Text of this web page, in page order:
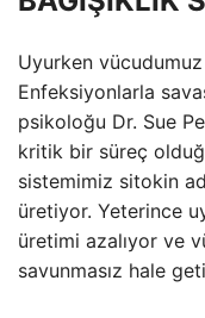
Uyurken
Enfeksiyonlarla
psikoloğu Dr. Sue
kritik bir süreç
sistemimiz sitokin
üretiyor. Yeterince
üretimi azalıyor ve
savunmasız hale